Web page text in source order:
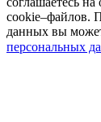
cookie–файлов.
данных вы
персональных